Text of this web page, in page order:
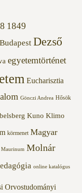
1849
Budapest Dezső
egyetemtörténet
Eucharisztia
Gönczi Andrea Hősök
Kuno Klimo
körmenet Magyar
Maurinum Molnár
online katalógus
Orvostudományi